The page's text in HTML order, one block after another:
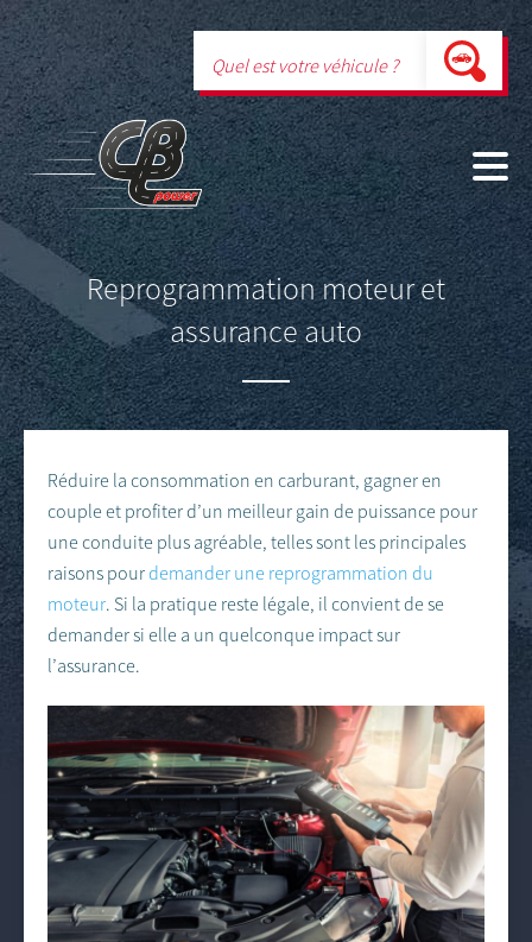
Reprogrammation moteur et
assurance auto
Réduire la consommation en carburant, gagner en
couple et profiter d’un meilleur gain de puissance pour
une conduite plus agréable, telles sont les principales
raisons pourdemander une reprogrammation du
moteur. Si la pratique reste légale, il convient de se
demander si elle a un quelconque impact sur
l’assurance.